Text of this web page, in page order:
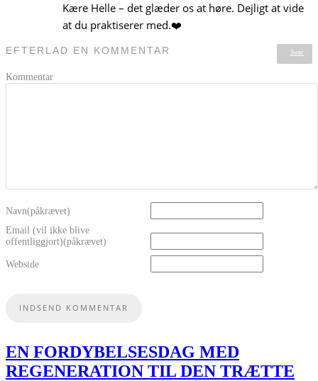
Kære Helle – det glæder os at høre. Dejligt at vide
at du praktiserer med.❤️
Svar
EFTERLAD EN KOMMENTAR
Kommentar
Navn(påkrævet)
Email (vil ikke blive
offentliggjort)(påkrævet)
Webside
EN FORDYBELSESDAG MED
REGENERATION TIL DEN TRÆTTE